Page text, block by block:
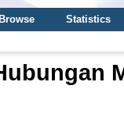
Browse
Statistics